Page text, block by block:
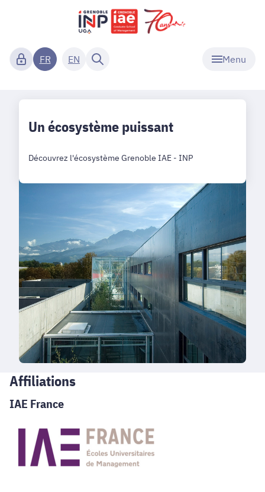
Menu
FR EN
Un écosystème puissant
Découvrez l'écosystème Grenoble IAE - INP
Affiliations
IAE France